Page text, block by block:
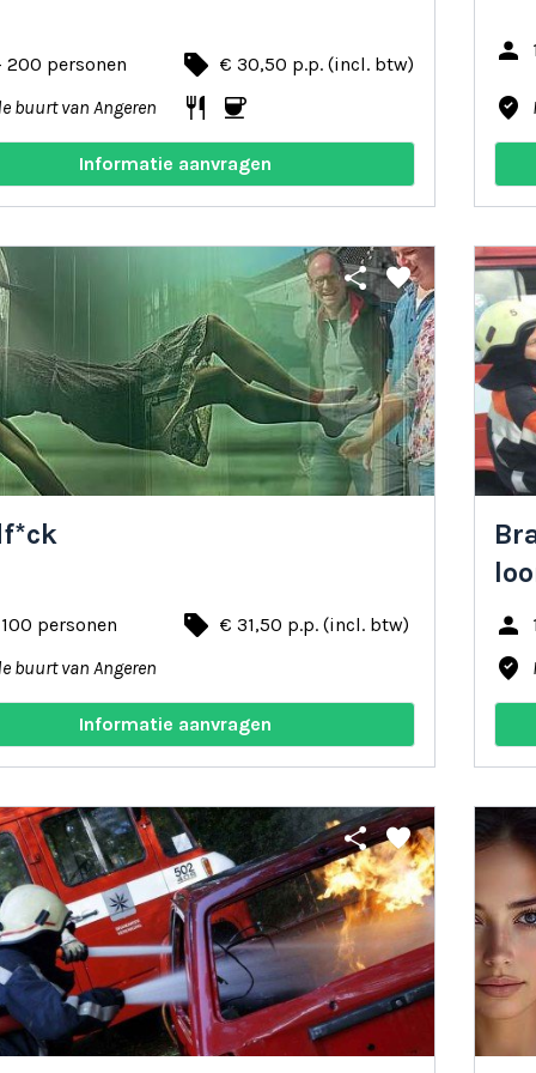
200 personen local_offer € 30,50 p.p. (incl. btw)
buurt van Angeren restaurant coffee
Informatie aanvragen
person
where_to_vote
share favorite
personen local_offer € 31,50 p.p. (incl. btw)
buurt van Angeren
Informatie aanvragen
person
where_to_vote
share favorite